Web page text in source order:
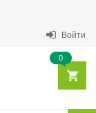
Войти
0